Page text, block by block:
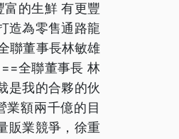
的生鮮 有更豐
造為零售通路龍
聯董事長林敏雄
全聯董事長 林
是我的合夥的伙
業額兩千億的目
販業競爭，徐重